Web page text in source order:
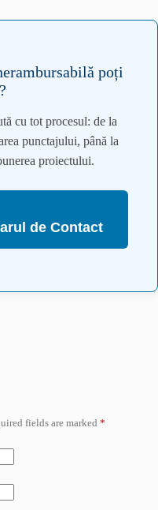
poți
cu tot procesul: de la
punctajului, până la
proiectului.
de Contact
fields are marked *